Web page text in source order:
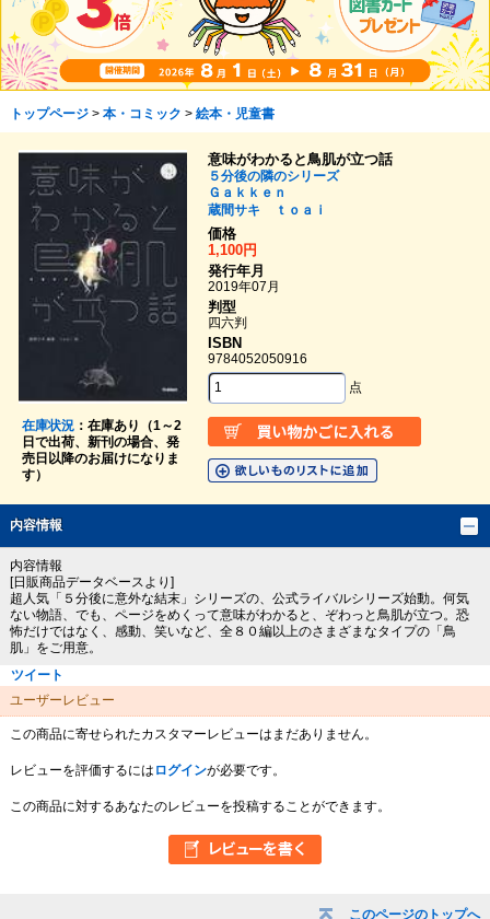
このページのトップへ
トップページ> 本・コミック > 絵本・児童書
在庫状況：在庫あり（1～2
日で出荷、新刊の場合、発
売日以降のお届けになりま
す）
意味がわかると鳥肌が立つ話
５分後の隣のシリーズ
Ｇａｋｋｅｎ
蔵間サキ
ｔｏａｉ
価格
1,100円
発行年月
2019年07月
判型
四六判
ISBN
9784052050916
点
内容情報
内容情報
[日販商品データベースより]
超人気「５分後に意外な結末」シリーズの、公式ライバルシリーズ始動。何気
ない物語、でも、ページをめくって意味がわかると、ぞわっと鳥肌が立つ。恐
怖だけではなく、感動、笑いなど、全８０編以上のさまざまなタイプの「鳥
肌」をご用意。
ツイート
ユーザーレビュー
この商品に寄せられたカスタマーレビューはまだありません。
レビューを評価するには ログインが必要です。
この商品に対するあなたのレビューを投稿することができます。